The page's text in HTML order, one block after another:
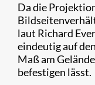
Da die
laut Richard
eindeutig auf
Maß am
befestigen lässt.